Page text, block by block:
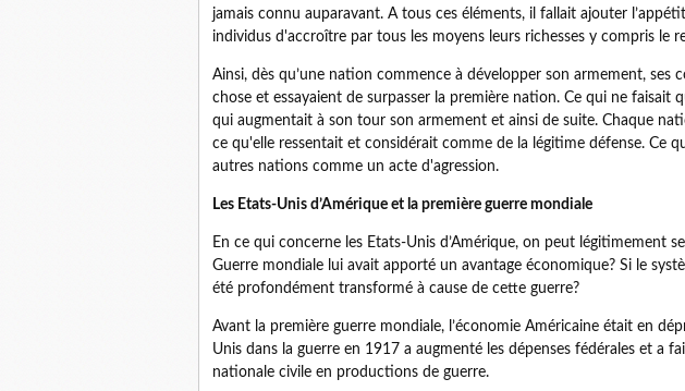
jamais connu auparavant. A tous ces éléments, il fallait ajouter
individus d'accroître par tous les moyens leurs richesses y compris le
Ainsi, dès qu’une nation commence à développer son armement, ses
chose et essayaient de surpasser la première nation. Ce qui ne faisait
qui augmentait à son tour son armement et ainsi de suite. Chaque
ce qu'elle ressentait et considérait comme de la légitime défense. Ce
autres nations comme un acte d'agression.
Les Etats-Unis d’Amérique et la première guerre mondiale
En ce qui concerne les Etats-Unis d’Amérique, on peut légitimement
Guerre mondiale lui avait apporté un avantage économique? Si le
été profondément transformé à cause de cette guerre?
Avant la première guerre mondiale, l’économie Américaine était en
Unis dans la guerre en 1917 a augmenté les dépenses fédérales et a
nationale civile en productions de guerre.